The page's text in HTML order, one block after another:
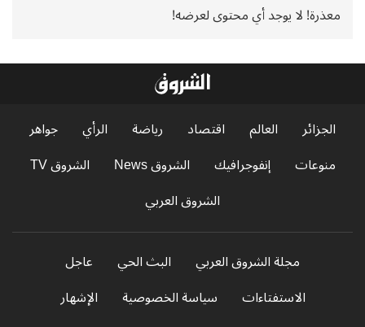
معذرة! لا يوجد أي محتوى لعرضه!
الجزائر العالم اقتصاد رياضة الرأي
جواهر
منوعات
إنفوجرافيك الشروق News
الشروق TV
الشروق العربي
مجلة الشروق العربي البث الحي
عاجل
الاستفتاءات
سياسة الخصوصية الإشهار